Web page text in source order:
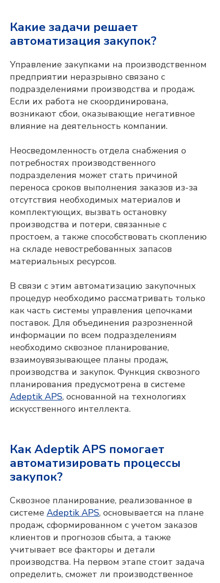
Какие задачи решает
автоматизация закупок?
Управление закупками на производственном
предприятии неразрывно связано с
подразделениями производства и продаж.
Если их работа не скоординирована,
возникают сбои, оказывающие негативное
влияние на деятельность компании.
Неосведомленность отдела снабжения о
потребностях производственного
подразделения может стать причиной
переноса сроков выполнения заказов из-за
отсутствия необходимых материалов и
комплектующих, вызвать остановку
производства и потери, связанные с
простоем, а также способствовать скоплению
на складе невостребованных запасов
материальных ресурсов.
В связи с этим автоматизацию закупочных
процедур необходимо рассматривать только
как часть системы управления цепочками
поставок. Для объединения разрозненной
информации по всем подразделениям
необходимо сквозное планирование,
взаимоувязывающее планы продаж,
производства и закупок. Функция сквозного
планирования предусмотрена в системе
Adeptik APS, основанной на технологиях
искусственного интеллекта.
Как Adeptik APS помогает
автоматизировать процессы
закупок?
Сквозное планирование, реализованное в
системе Adeptik APS, основывается на плане
продаж, сформированном с учетом заказов
клиентов и прогнозов сбыта, а также
учитывает все факторы и детали
производства. На первом этапе стоит задача
определить, сможет ли производственное